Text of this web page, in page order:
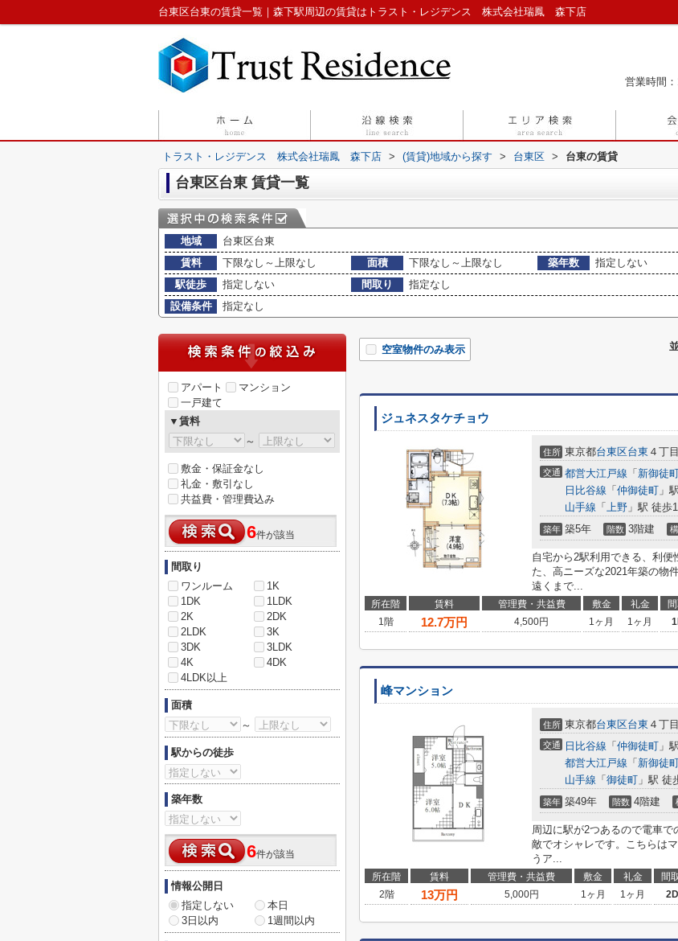
台東区台東の賃貸一覧｜森下駅周辺の賃貸はトラスト・レジデンス 株式会社瑞鳳 森下店
営業時間
トラスト・レジデンス 株式会社瑞鳳 森下店 > (賃貸)地域から探す > 台東区 > 台東の賃貸
台東区台東 賃貸一覧
地域
台東区台東
賃料
下限なし～上限なし 面積 下限なし～上限なし 築年数
指定しない
駅徒歩
指定しない 間取り
指定なし
設備条件
指定なし
空室物件のみ表示
ジュネスタケチョウ
住所 東京都台東区台東 ４丁目
交通 都営大江戸線 「 新御徒
日比谷線 「 仲御徒町 」
山手線 「 上野 」駅 徒歩
築年 築5年 階数 3階建
自宅から2駅利用できる、利
た、高ニーズな2021年築の物
遠くまで...
所在階 賃料 管理費・共益費 敷金 礼金
1階
12.7万円 4,500円 1ヶ月 1ヶ月
峰マンション
住所 東京都台東区台東 ４丁目
交通 日比谷線 「 仲御徒町 」
都営大江戸線 「 新御徒
山手線 「 御徒町 」駅 徒
築年 築49年 階数 4階建
周辺に駅が2つあるので電車
敵でオシャレです。こちらは
うア...
所在階 賃料 管理費・共益費 敷金 礼金 間
2階
13万円 5,000円 1ヶ月 1ヶ月
アパート
マンション
一戸建て
▼賃料
～
敷金・保証金なし
礼金・敷引なし
共益費・管理費込み
6件が該当
間取り
ワンルーム
1K
1DK
1LDK
2K
2DK
2LDK
3K
3DK
3LDK
4K
4DK
4LDK以上
面積
～
駅からの徒歩
築年数
6件が該当
情報公開日
指定しない
本日
3日以内
1週間以内